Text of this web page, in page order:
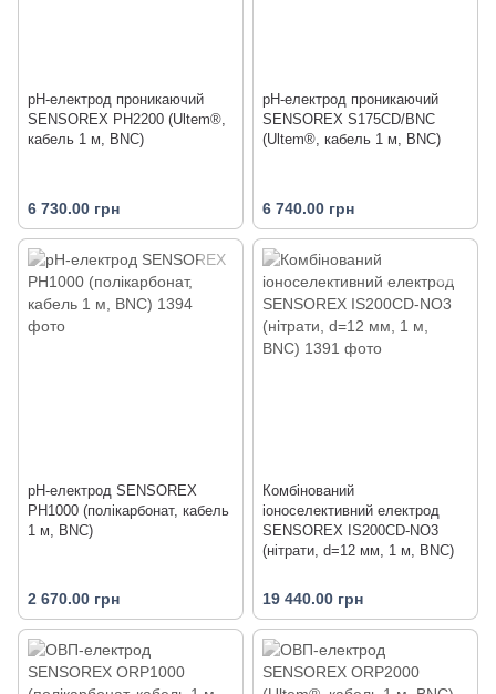
pH-електрод проникаючий
SENSOREX PH2200 (Ultem®,
кабель 1 м, BNC)
6 730.00 грн
pH-електрод проникаючий
SENSOREX S175CD/BNC
(Ultem®, кабель 1 м, BNC)
6 740.00 грн
pH-електрод SENSOREX
PH1000 (полікарбонат, кабель
1 м, BNC)
2 670.00 грн
Комбінований
іоноселективний електрод
SENSOREX IS200CD-NO3
(нітрати, d=12 мм, 1 м, BNC)
19 440.00 грн